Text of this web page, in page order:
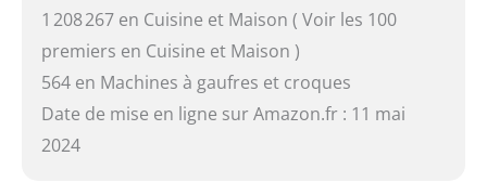
1 208 267 en Cuisine et Maison ( Voir les 100
premiers en Cuisine et Maison )
564 en Machines à gaufres et croques
Date de mise en ligne sur Amazon.fr : 11 mai
2024